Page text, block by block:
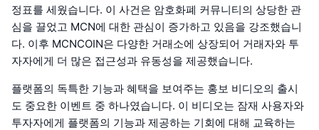
정표를 세웠습니다. 이 사건은 암호화폐 커뮤니티의 상당한 관
심을 끌었고 MCN에 대한 관심이 증가하고 있음을 강조했습니
다. 이후 MCNCOIN은 다양한 거래소에 상장되어 거래자와 투
자자에게 더 많은 접근성과 유동성을 제공했습니다.
플랫폼의 독특한 기능과 혜택을 보여주는 홍보 비디오의 출시
도 중요한 이벤트 중 하나였습니다. 이 비디오는 잠재 사용자와
투자자에게 플랫폼의 기능과 제공하는 기회에 대해 교육하는